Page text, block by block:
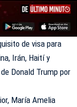
de visa para
Irán, Haití y
Donald Trump por
María Amelia